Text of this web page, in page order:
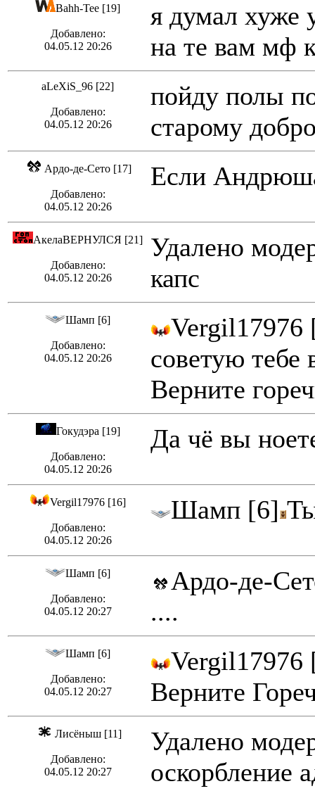
Bahh-Tee [19]
Добавлено:
04.05.12 20:26
я думал хуже
на те вам мф
aLeXiS_96 [22]
Добавлено:
04.05.12 20:26
пойду полы
старому
Ардо-де-Сето [17]
Добавлено:
04.05.12 20:26
Если
АкелаВЕРНУЛСЯ [21]
Добавлено:
04.05.12 20:26
Удалено
капс
Шамп [6]
Добавлено:
04.05.12 20:26
Vergil17976
советую тебе
Верните
Гокудэра [19]
Добавлено:
04.05.12 20:26
Да чё вы
Vergil17976 [16]
Добавлено:
04.05.12 20:26
Шамп [6]
Шамп [6]
Добавлено:
04.05.12 20:27
Ардо-де-
....
Шамп [6]
Добавлено:
04.05.12 20:27
Vergil17976
Верните
Лисёныш [11]
Добавлено:
04.05.12 20:27
Удалено
оскорбление